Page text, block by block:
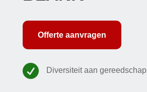
Offerte aanvragen
 Diversiteit aan gereedschap